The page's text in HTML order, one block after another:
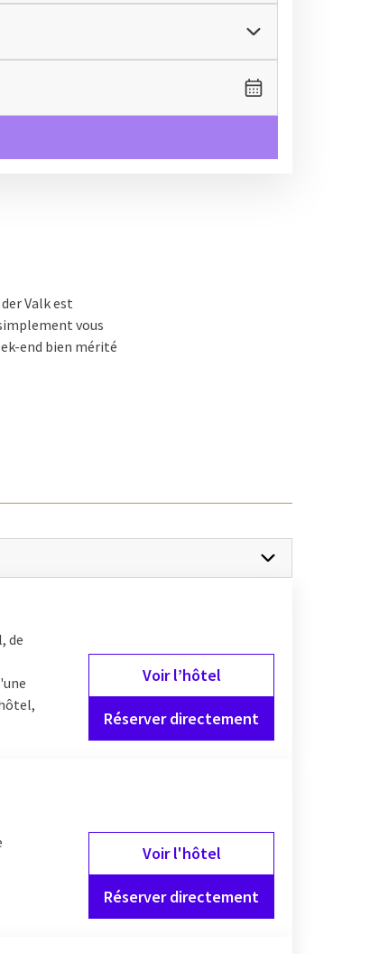
Valk est
vous
end bien mérité
chambres
entièrement
pour un week-end
famille
Ensuite,
nombreuses
le moyen idéal
de
Voir l’hôtel
Réserver directement
Voir l'hôtel
Réserver directement